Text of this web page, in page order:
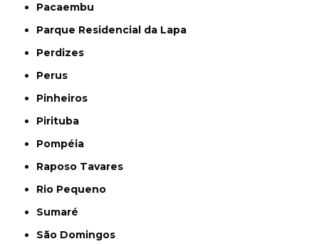
Pacaembu
Parque Residencial da Lapa
Perdizes
Perus
Pinheiros
Pirituba
Pompéia
Raposo Tavares
Rio Pequeno
Sumaré
São Domingos